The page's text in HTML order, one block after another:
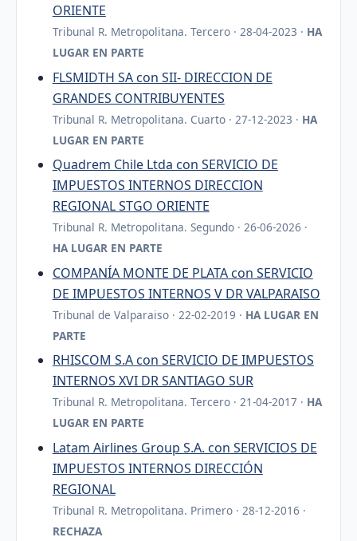
ORIENTE
Tribunal R. Metropolitana. Tercero · 28-04-2023 · HA
LUGAR EN PARTE
FLSMIDTH SA con SII- DIRECCION DE
GRANDES CONTRIBUYENTES
Tribunal R. Metropolitana. Cuarto · 27-12-2023 · HA
LUGAR EN PARTE
Quadrem Chile Ltda con SERVICIO DE
IMPUESTOS INTERNOS DIRECCION
REGIONAL STGO ORIENTE
Tribunal R. Metropolitana. Segundo · 26-06-2026 ·
HA LUGAR EN PARTE
COMPANÍA MONTE DE PLATA con SERVICIO
DE IMPUESTOS INTERNOS V DR VALPARAISO
Tribunal de Valparaiso · 22-02-2019 · HA LUGAR EN
PARTE
RHISCOM S.A con SERVICIO DE IMPUESTOS
INTERNOS XVI DR SANTIAGO SUR
Tribunal R. Metropolitana. Tercero · 21-04-2017 · HA
LUGAR EN PARTE
Latam Airlines Group S.A. con SERVICIOS DE
IMPUESTOS INTERNOS DIRECCIÓN
REGIONAL
Tribunal R. Metropolitana. Primero · 28-12-2016 ·
RECHAZA